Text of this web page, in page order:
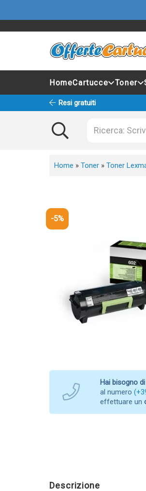
HomeCartucce Toner
Resi gratuiti
Home » Toner » Toner
-5%
Hai bisogno
al numero
effettuare un
Descrizione